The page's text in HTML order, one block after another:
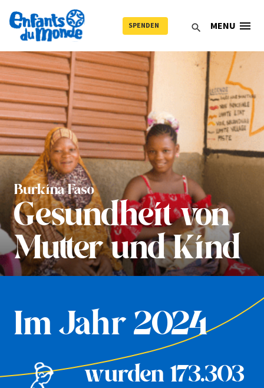
search
SPENDEN MENU menu
Burkina Faso
Gesundheit von
Mutter und Kind
Im Jahr 2024
wurden 173.303